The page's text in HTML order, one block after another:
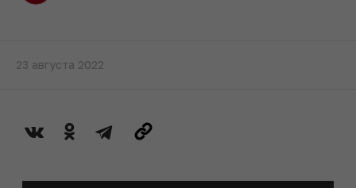
23 августа 2022